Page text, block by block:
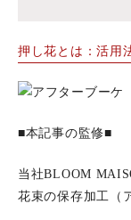
押し花とは：活用
■本記事の監修■
当社BLOOM
花束の保存加工（